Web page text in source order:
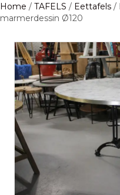
Home / TAFELS / Eettafels /
marmerdessin Ø120